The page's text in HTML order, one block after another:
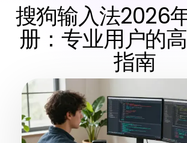
搜狗输入法2026
册：专业用户的
指南